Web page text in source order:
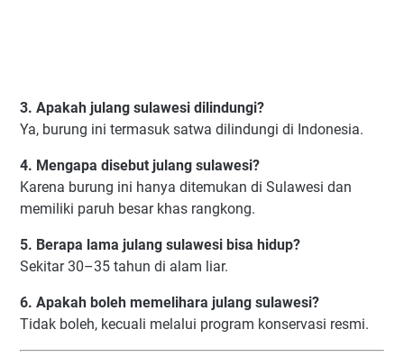
3. Apakah julang sulawesi dilindungi?
Ya, burung ini termasuk satwa dilindungi di Indonesia.
4. Mengapa disebut julang sulawesi?
Karena burung ini hanya ditemukan di Sulawesi dan
memiliki paruh besar khas rangkong.
5. Berapa lama julang sulawesi bisa hidup?
Sekitar 30–35 tahun di alam liar.
6. Apakah boleh memelihara julang sulawesi?
Tidak boleh, kecuali melalui program konservasi resmi.